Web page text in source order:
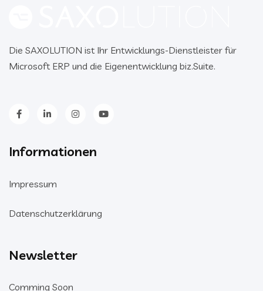
Die SAXOLUTION ist Ihr Entwicklungs-Dienstleister für
Microsoft ERP und die Eigenentwicklung biz.Suite.
Informationen
Impressum
Datenschutzerklärung
Newsletter
Comming Soon